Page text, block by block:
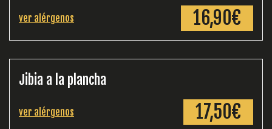
ver alérgenos 16,90€
Jibia a la plancha
ver alérgenos 17,50€